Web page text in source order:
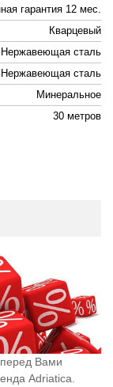
гарантия 12 мес.
Кварцевый
Нержавеющая сталь
Нержавеющая сталь
Минеральное
30 метров
Вами
Adriatica.